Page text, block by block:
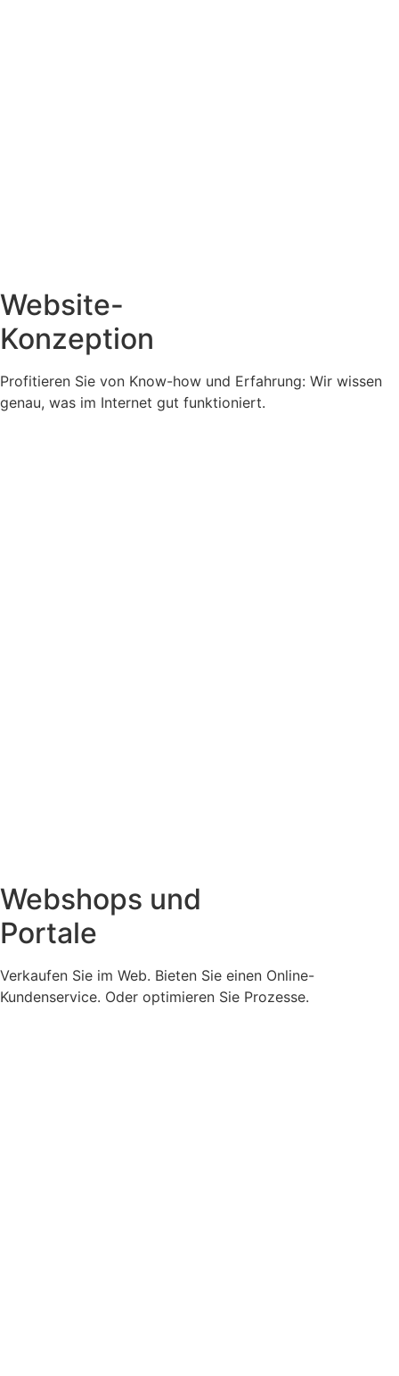
Website-
Konzeption
Profitieren Sie von Know-how und Erfahrung: Wir wissen
genau, was im Internet gut funktioniert.
Webshops und
Portale
Verkaufen Sie im Web. Bieten Sie einen Online-
Kundenservice. Oder optimieren Sie Prozesse.